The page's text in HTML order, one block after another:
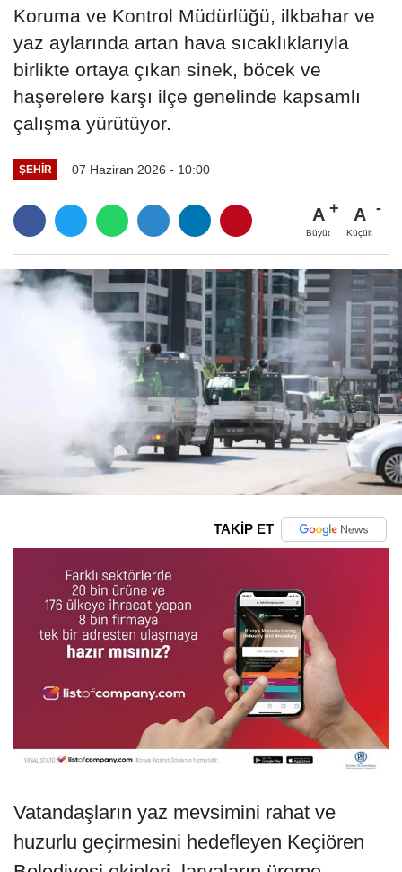
Koruma ve Kontrol Müdürlüğü, ilkbahar ve
yaz aylarında artan hava sıcaklıklarıyla
birlikte ortaya çıkan sinek, böcek ve
haşerelere karşı ilçe genelinde kapsamlı
çalışma yürütüyor.
ŞEHIR 07 Haziran 2026 - 10:00
A
Büyüt
A
Küçült
TAKİP ET
Vatandaşların yaz mevsimini rahat ve
huzurlu geçirmesini hedefleyen Keçiören